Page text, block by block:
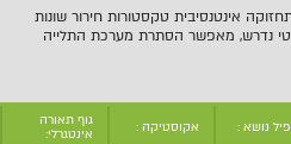
אינטנסיבית טקסטורות חירור שונות
נדרש, מאפשר הסתרת מערכת התלייה
נושא : אקוסטיקה :
גוף תאורה
אינטגרלי: